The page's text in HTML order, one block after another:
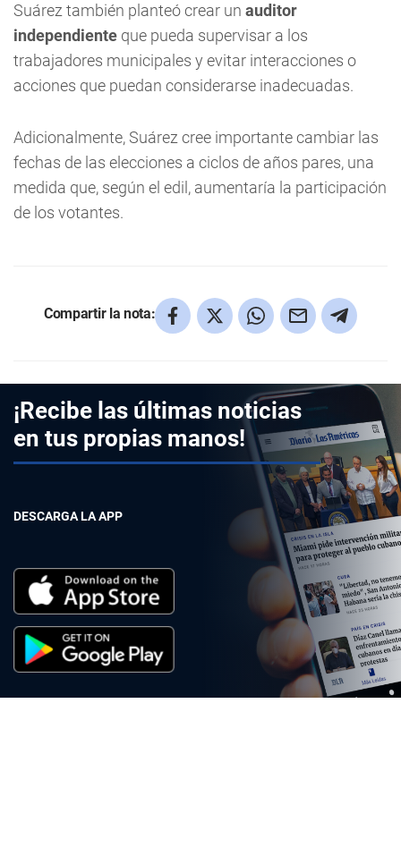
Suárez también planteó crear un auditor
independiente que pueda supervisar a los
trabajadores municipales y evitar interacciones o
acciones que puedan considerarse inadecuadas.
Adicionalmente, Suárez cree importante cambiar las
fechas de las elecciones a ciclos de años pares, una
medida que, según el edil, aumentaría la participación
de los votantes.
Compartir la nota:
¡Recibe las últimas noticias
en tus propias manos!
DESCARGA LA APP